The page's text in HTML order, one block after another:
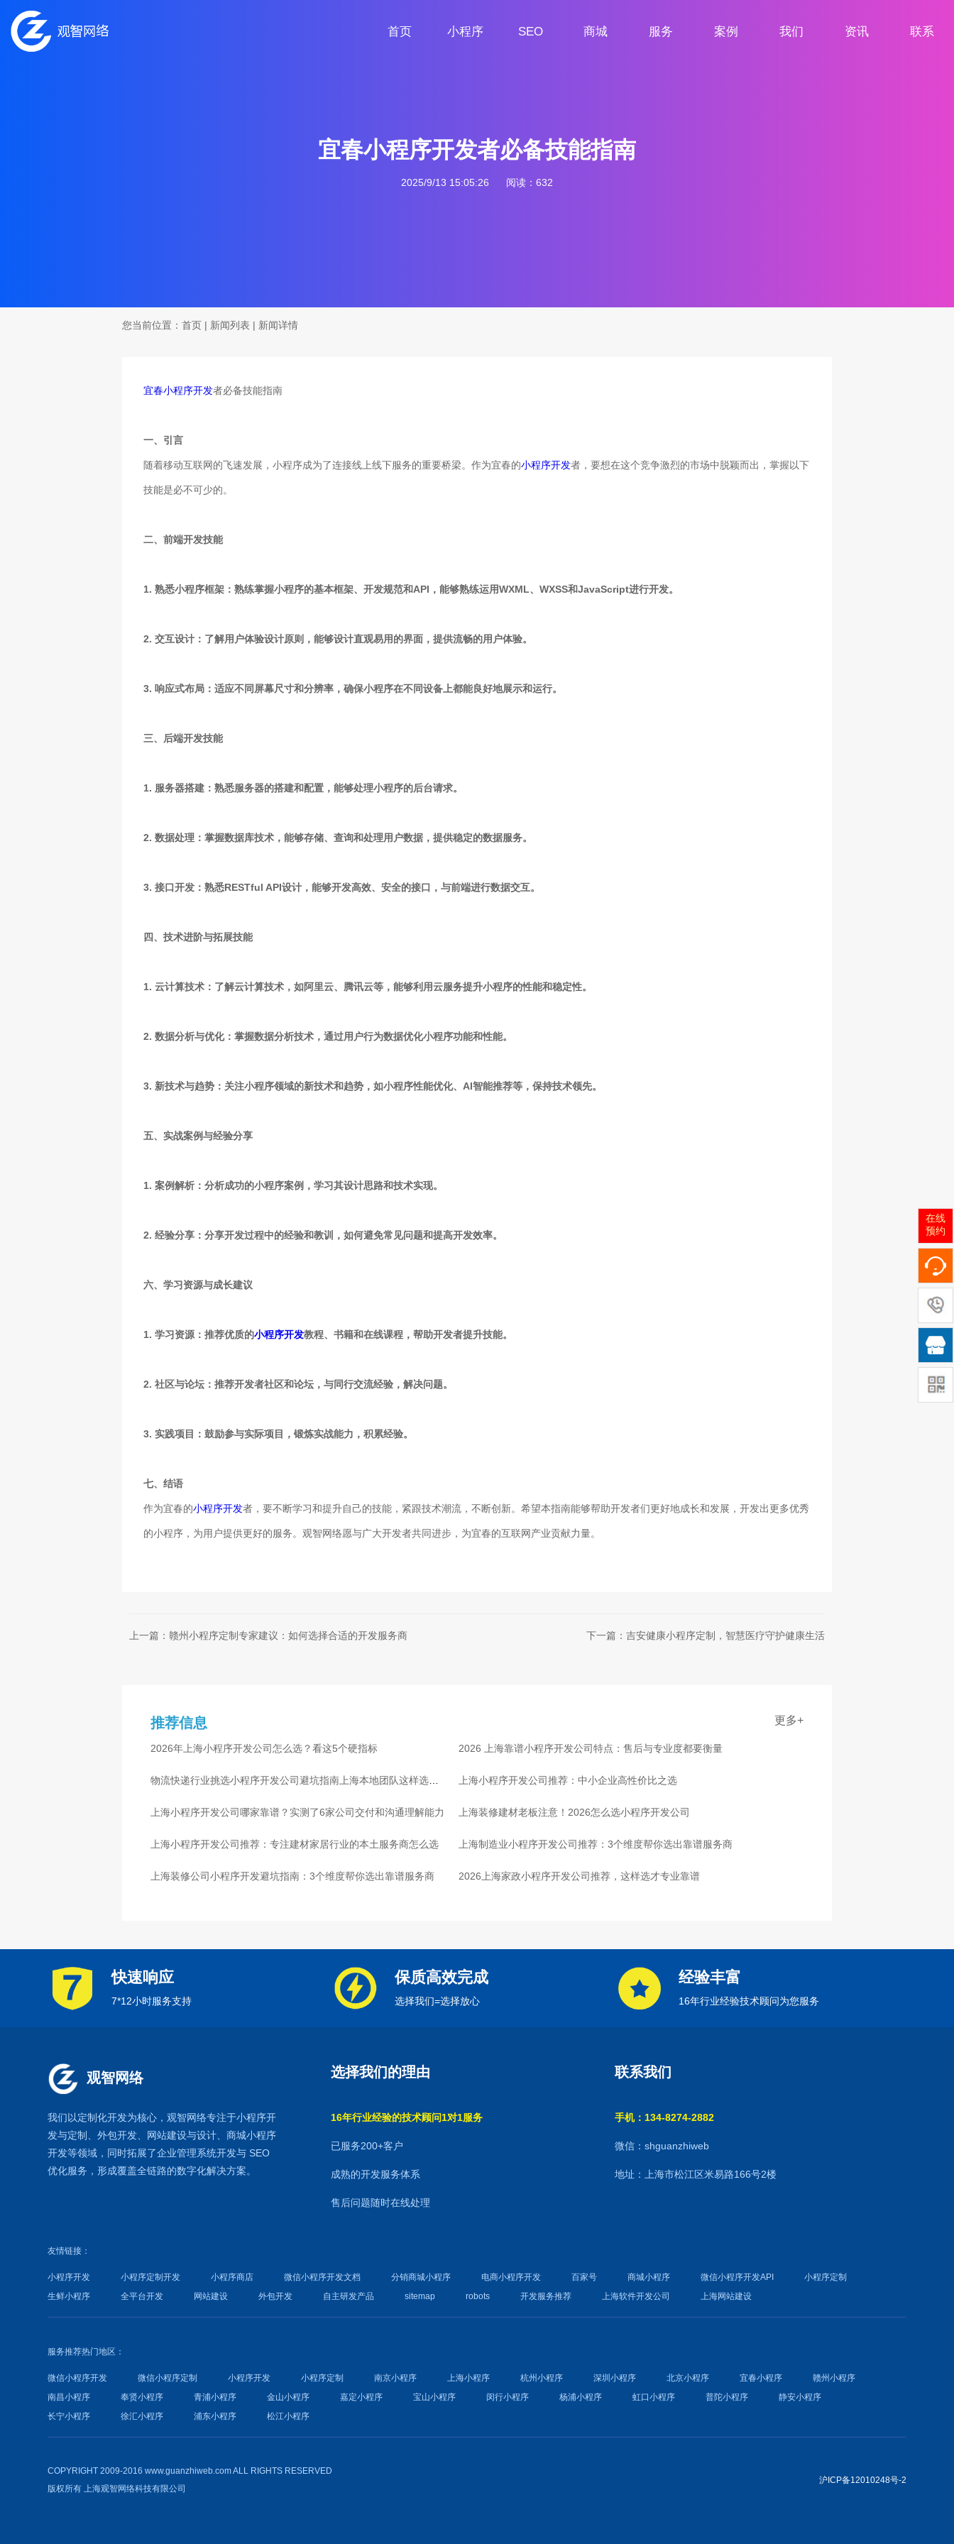
首页
小程序
SEO
商城
服务
案例
我们
资讯
联系
宜春小程序开发者必备技能指南
2025/9/13 15:05:26 阅读：632
您当前位置： 首页 | 新闻列表 | 新闻详情
宜春小程序开发者必备技能指南
一、引言
随着移动互联网的飞速发展，小程序成为了连接线上线下服务的重要桥梁。作为宜春的小程序开发者，要想在这个竞争激烈的市场中脱颖而出，掌握以下
技能是必不可少的。
二、前端开发技能
1. 熟悉小程序框架：熟练掌握小程序的基本框架、开发规范和API，能够熟练运用WXML、WXSS和JavaScript进行开发。
2. 交互设计：了解用户体验设计原则，能够设计直观易用的界面，提供流畅的用户体验。
3. 响应式布局：适应不同屏幕尺寸和分辨率，确保小程序在不同设备上都能良好地展示和运行。
三、后端开发技能
1. 服务器搭建：熟悉服务器的搭建和配置，能够处理小程序的后台请求。
2. 数据处理：掌握数据库技术，能够存储、查询和处理用户数据，提供稳定的数据服务。
3. 接口开发：熟悉RESTful API设计，能够开发高效、安全的接口，与前端进行数据交互。
四、技术进阶与拓展技能
1. 云计算技术：了解云计算技术，如阿里云、腾讯云等，能够利用云服务提升小程序的性能和稳定性。
2. 数据分析与优化：掌握数据分析技术，通过用户行为数据优化小程序功能和性能。
3. 新技术与趋势：关注小程序领域的新技术和趋势，如小程序性能优化、AI智能推荐等，保持技术领先。
五、实战案例与经验分享
1. 案例解析：分析成功的小程序案例，学习其设计思路和技术实现。
2. 经验分享：分享开发过程中的经验和教训，如何避免常见问题和提高开发效率。
六、学习资源与成长建议
1. 学习资源：推荐优质的小程序开发教程、书籍和在线课程，帮助开发者提升技能。
2. 社区与论坛：推荐开发者社区和论坛，与同行交流经验，解决问题。
3. 实践项目：鼓励参与实际项目，锻炼实战能力，积累经验。
七、结语
作为宜春的小程序开发者，要不断学习和提升自己的技能，紧跟技术潮流，不断创新。希望本指南能够帮助开发者们更好地成长和发展，开发出更多优秀
的小程序，为用户提供更好的服务。观智网络愿与广大开发者共同进步，为宜春的互联网产业贡献力量。
上一篇：赣州小程序定制专家建议：如何选择合适的开发服务商 下一篇：吉安健康小程序定制，智慧医疗守护健康生活
推荐信息 更多+
2026年上海小程序开发公司怎么选？看这5个硬指标 2026 上海靠谱小程序开发公司特点：售后与专业度都要衡量
物流快递行业挑选小程序开发公司避坑指南上海本地团队这样选放
心
上海小程序开发公司推荐：中小企业高性价比之选
上海小程序开发公司哪家靠谱？实测了6家公司交付和沟通理解能力 上海装修建材老板注意！2026怎么选小程序开发公司
上海小程序开发公司推荐：专注建材家居行业的本土服务商怎么选 上海制造业小程序开发公司推荐：3个维度帮你选出靠谱服务商
上海装修公司小程序开发避坑指南：3个维度帮你选出靠谱服务商 2026上海家政小程序开发公司推荐，这样选才专业靠谱
快速响应
7*12小时服务支持
保质高效完成
选择我们=选择放心
经验丰富
16年行业经验技术顾问为您服务
观智网络
我们以定制化开发为核心，观智网络专注于小程序开
发与定制、外包开发、 网站建设与设计、商城小程序
开发等领域，同时拓展了企业管理系统开发与 SEO
优化服务，形成覆盖全链路的数字化解决方案。
选择我们的理由
16年行业经验的技术顾问1对1服务
已服务200+客户
成熟的开发服务体系
售后问题随时在线处理
联系我们
手机：134-8274-2882
微信：shguanzhiweb
地址：上海市松江区米易路166号2楼
友情链接：
小程序开发 小程序定制开发 小程序商店 微信小程序开发文档 分销商城小程序 电商小程序开发 百家号 商城小程序 微信小程序开发API
小程序定制
生鲜小程序
全平台开发 网站建设 外包开发 自主研发产品 sitemap robots 开发服务推荐 上海软件开发公司 上海网站建设
服务推荐热门地区：
微信小程序开发 微信小程序定制 小程序开发 小程序定制 南京小程序 上海小程序 杭州小程序 深圳小程序 北京小程序 宜春小程序
赣州小程序
南昌小程序
奉贤小程序 青浦小程序 金山小程序 嘉定小程序 宝山小程序 闵行小程序 杨浦小程序 虹口小程序 普陀小程序
静安小程序
长宁小程序
徐汇小程序 浦东小程序 松江小程序
COPYRIGHT 2009-2016 www.guanzhiweb.com ALL RIGHTS RESERVED
版权所有上海观智网络科技有限公司
沪ICP备12010248号-2
在线
预约
